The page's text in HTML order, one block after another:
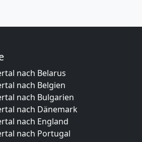
nach Belarus
nach Belgien
nach Bulgarien
nach Dänemark
nach England
nach Portugal